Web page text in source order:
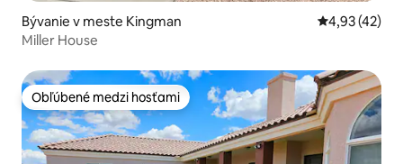
Bývanie v meste Kingman Priemerné
4,93 (42)
Miller House
Obľúbené medzi hosťami
Obľúbené medzi hosťami